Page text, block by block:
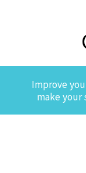
Improve
make your